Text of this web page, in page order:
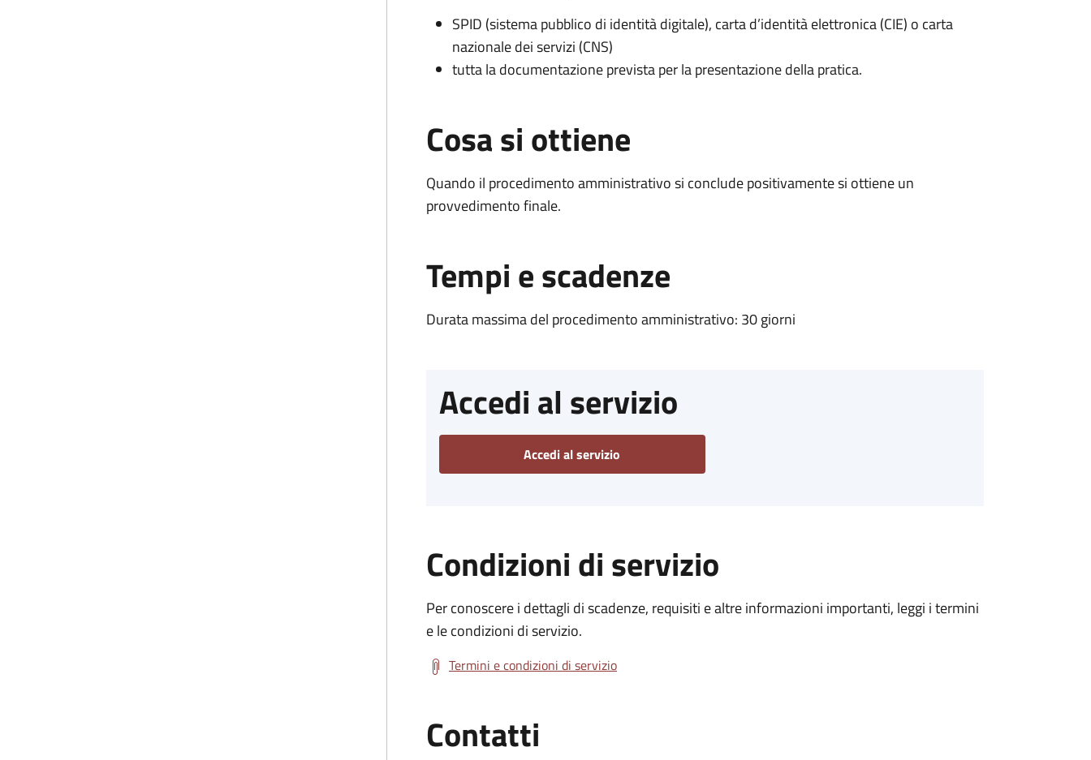
SPID (sistema pubblico di identità digitale), carta d’identità elettronica (CIE) o carta
nazionale dei servizi (CNS)
tutta la documentazione prevista per la presentazione della pratica.
Cosa si ottiene
Quando il procedimento amministrativo si conclude positivamente si ottiene un
provvedimento finale.
Tempi e scadenze
Durata massima del procedimento amministrativo: 30 giorni
Accedi al servizio
Accedi al servizio
Condizioni di servizio
Per conoscere i dettagli di scadenze, requisiti e altre informazioni importanti, leggi i termini
e le condizioni di servizio.
Termini e condizioni di servizio
Contatti